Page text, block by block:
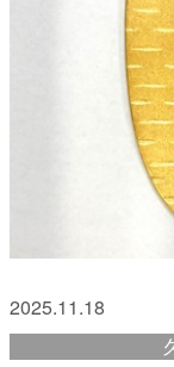
2025.11.18